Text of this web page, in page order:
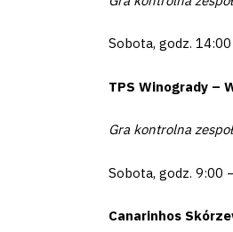
Akademia
Aktualności
Sobota, godz.
TPS Winogrady –
Gra kontrolna
Sobota, godz. 9:00
Canarinhos